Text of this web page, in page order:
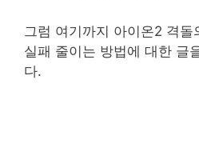
그럼 여기까지 아이온2 격
실패 줄이는 방법에 대한 글
다.